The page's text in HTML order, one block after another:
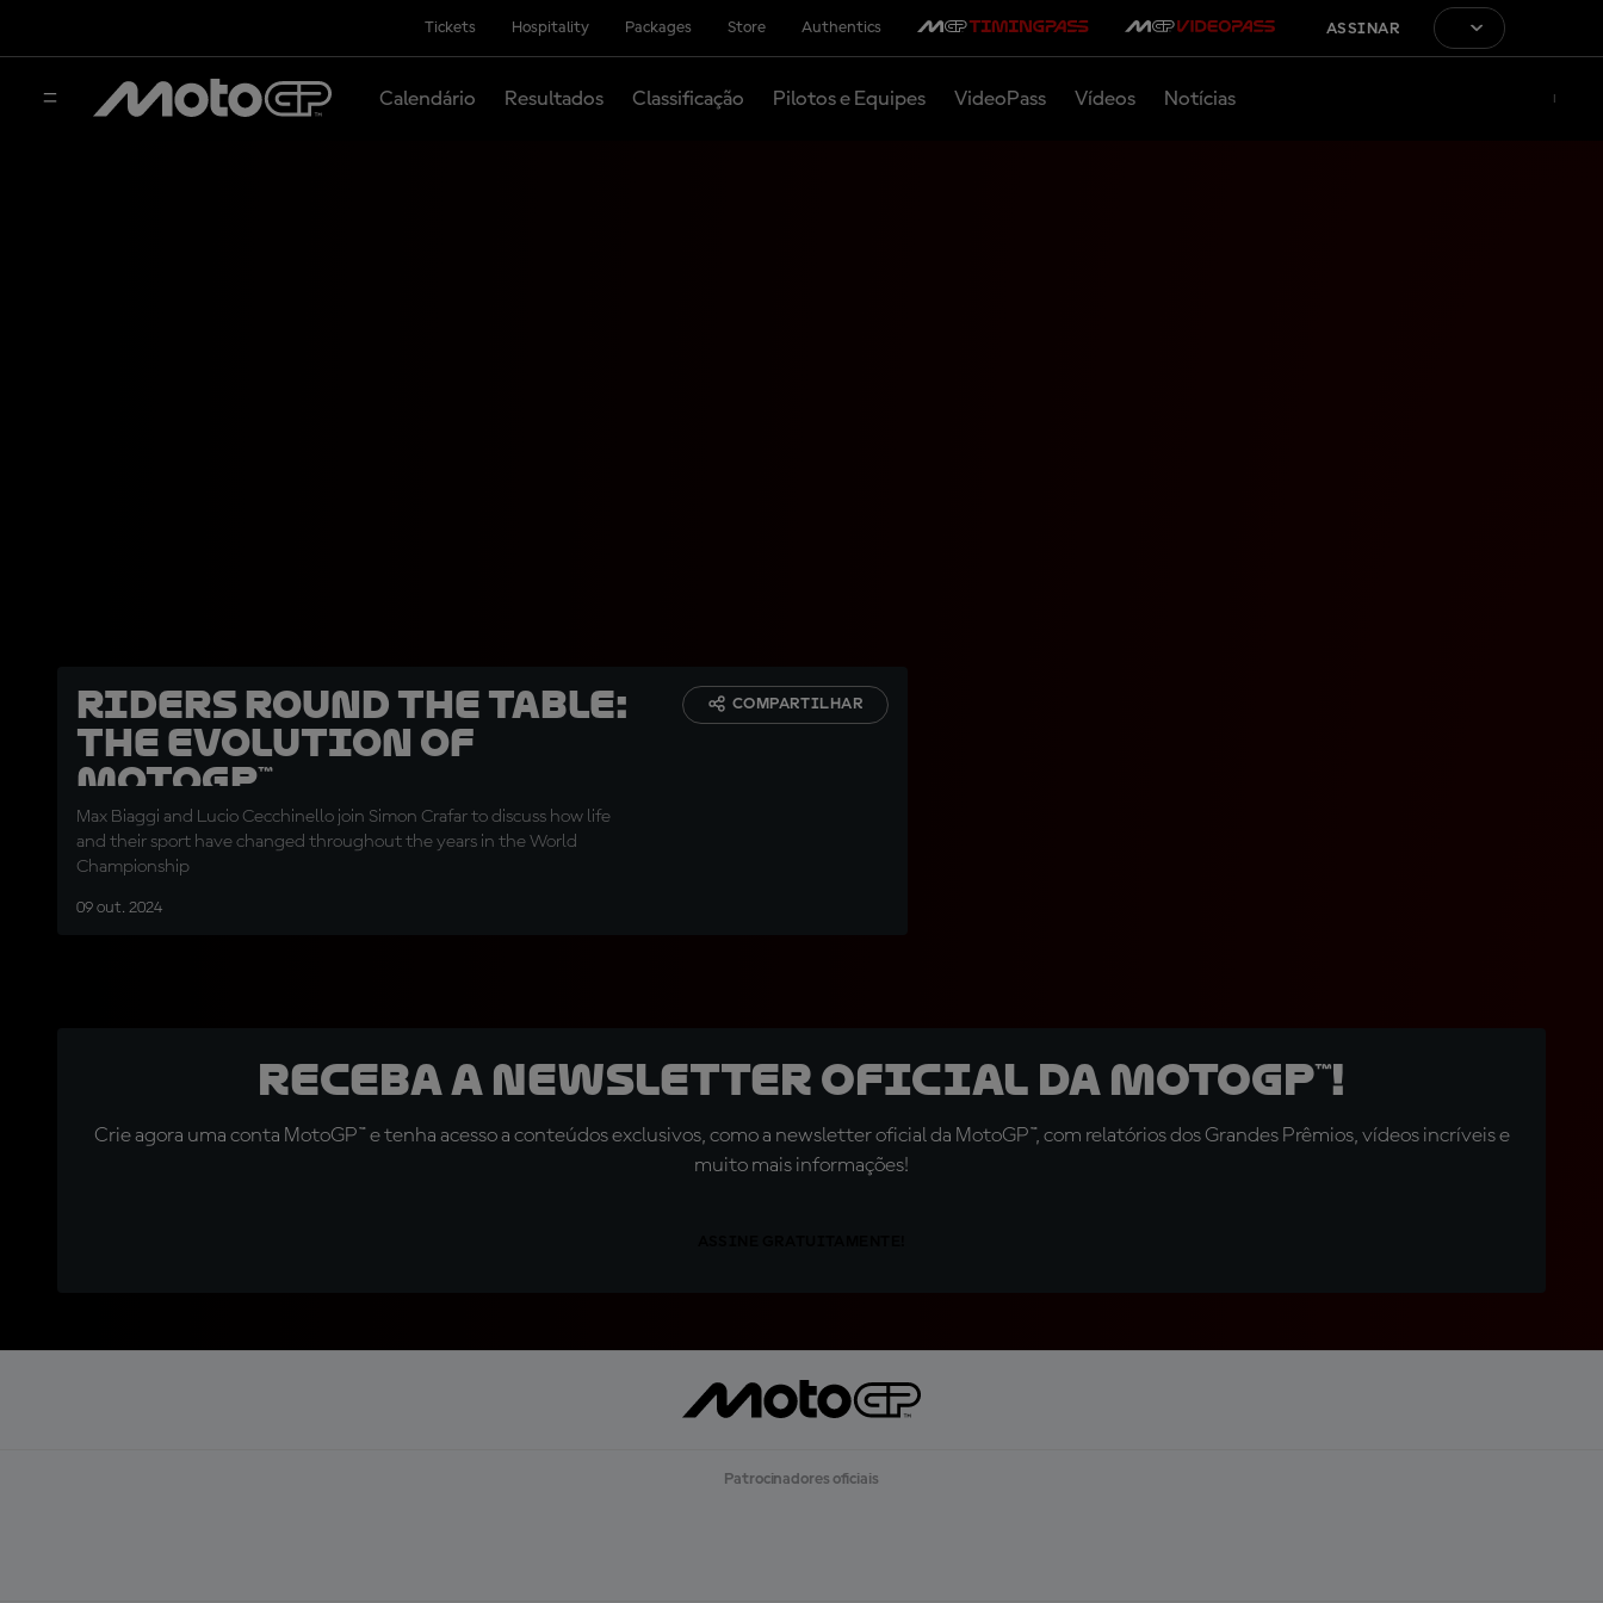
Tickets Hospitality Packages Store Authentics ASSINAR
Calendário Resultados Classificação Pilotos e Equipes VideoPass Vídeos Notícias
Riders round the table:
the evolution of
MotoGP™
Max Biaggi and Lucio Cecchinello join Simon Crafar to discuss how life
and their sport have changed throughout the years in the World
Championship
09 out. 2024
COMPARTILHAR
Receba a newsletter oficial da MotoGP™!
Crie agora uma conta MotoGP™ e tenha acesso a conteúdos exclusivos, como a newsletter oficial da MotoGP™, com relatórios dos Grandes Prêmios, vídeos incríveis e
muito mais informações!
Patrocinadores oficiais